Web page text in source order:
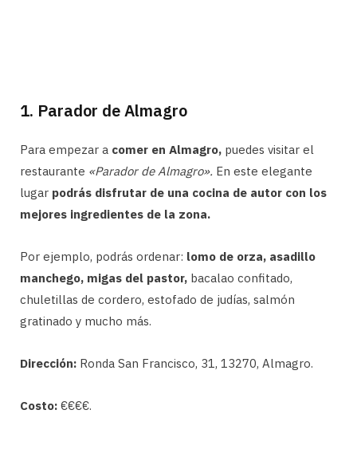
1. Parador de Almagro
Para empezar a comer en Almagro, puedes visitar el
restaurante «Parador de Almagro». En este elegante
lugar podrás disfrutar de una cocina de autor con los
mejores ingredientes de la zona.
Por ejemplo, podrás ordenar: lomo de orza, asadillo
manchego, migas del pastor, bacalao confitado,
chuletillas de cordero, estofado de judías, salmón
gratinado y mucho más.
Dirección: Ronda San Francisco, 31, 13270, Almagro.
Costo: €€€€.